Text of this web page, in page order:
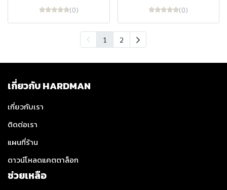
(0) (0)
1 2
เกี่ยวกับ HARDMAN
เกี่ยวกับเรา
ติดต่อเรา
แผนที่ร้าน
ดาวน์โหลดแคตตาล็อก
ช่วยเหลือ